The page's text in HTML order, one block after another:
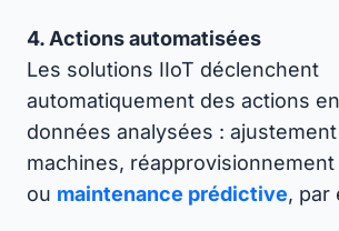
4. Actions automatisées
Les solutions IIoT déclenchent
automatiquement des actions
données analysées :
machines,
ou maintenance prédictive, par